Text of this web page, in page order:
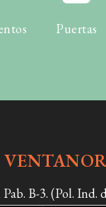
Puertas
B-3. (Pol. Ind.